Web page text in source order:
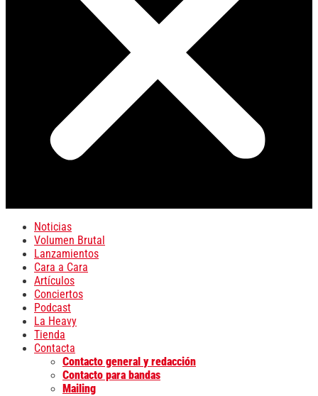
Noticias
Volumen Brutal
Lanzamientos
Cara a Cara
Artículos
Conciertos
Podcast
La Heavy
Tienda
Contacta
Contacto general y redacción
Contacto para bandas
Mailing